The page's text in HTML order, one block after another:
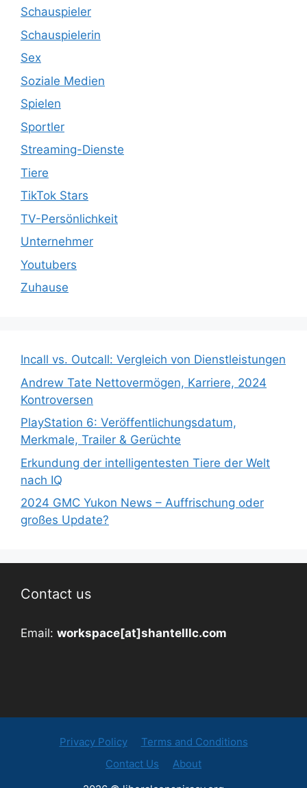
Schauspieler
Schauspielerin
Sex
Soziale Medien
Spielen
Sportler
Streaming-Dienste
Tiere
TikTok Stars
TV-Persönlichkeit
Unternehmer
Youtubers
Zuhause
Incall vs. Outcall: Vergleich von Dienstleistungen
Andrew Tate Nettovermögen, Karriere, 2024
Kontroversen
PlayStation 6: Veröffentlichungsdatum,
Merkmale, Trailer & Gerüchte
Erkundung der intelligentesten Tiere der Welt
nach IQ
2024 GMC Yukon News – Auffrischung oder
großes Update?
Contact us
Email: workspace[at]shantelllc.com
Privacy Policy
Terms and Conditions
Contact Us
About